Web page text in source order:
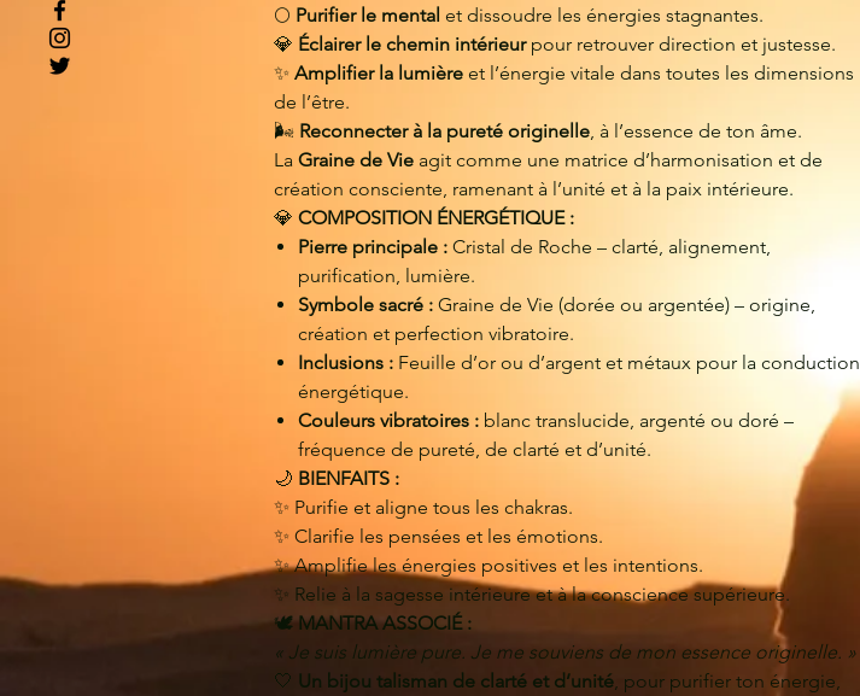
🌕 Purifier le mental et dissoudre les énergies stagnantes.
💎 Éclairer le chemin intérieurpour retrouver direction et justesse.
✨ Amplifier la lumière et l’énergie vitale dans toutes les dimensions
de l’être.
🌬️ Reconnecter à la pureté originelle, à l’essence de ton âme.
La Graine de Vie agit comme une matrice d’harmonisation et de
création consciente, ramenant à l’unité et à la paix intérieure.
💎 COMPOSITION ÉNERGÉTIQUE :
Pierre principale : Cristal de Roche – clarté, alignement,
purification, lumière.
Symbole sacré : Graine de Vie (dorée ou argentée) – origine,
création et perfection vibratoire.
Inclusions : Feuille d’or ou d’argent et métaux pour la conduction
énergétique.
Couleurs vibratoires : blanc translucide, argenté ou doré –
fréquence de pureté, de clarté et d’unité.
🌙 BIENFAITS :
✨ Purifie et aligne tous les chakras.
✨ Clarifie les pensées et les émotions.
✨ Amplifie les énergies positives et les intentions.
✨ Relie à la sagesse intérieure et à la conscience supérieure.
🕊️ MANTRA ASSOCIÉ :
« Je suis lumière pure. Je me souviens de mon essence originelle. »
🤍 Un bijou talisman de clarté et d’unité, pour purifier ton énergie,